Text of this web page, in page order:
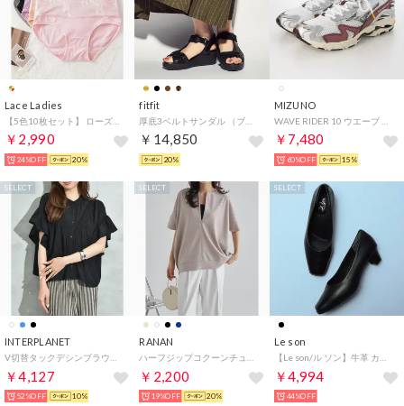
Lace Ladies
￥2,990
24%OFF 20%
fitfit
￥14,850
20%
MIZUNO
￥7,480
60%OFF 15%
INTERPLANET
￥4,127
SELECT
52%OFF 10%
RANAN
￥2,200
SELECT
19%OFF 20%
Le son
￥4,994
SELECT
44%OFF